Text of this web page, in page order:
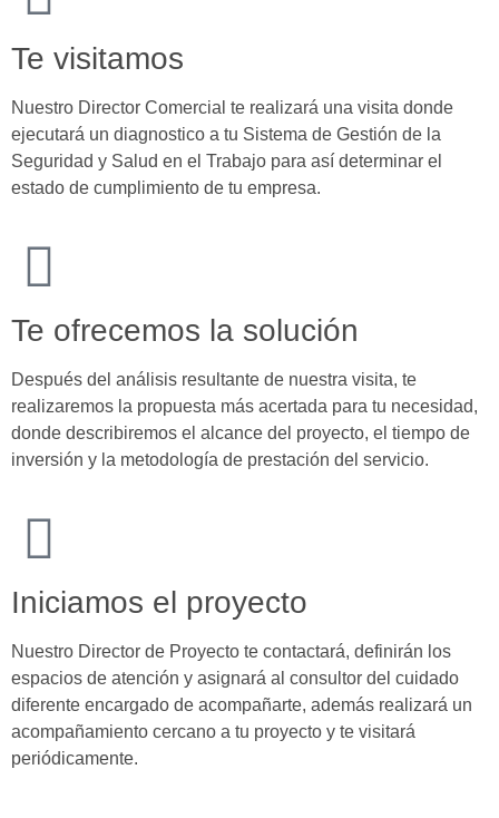
Te visitamos
Nuestro Director Comercial te realizará una visita donde
ejecutará un diagnostico a tu Sistema de Gestión de la
Seguridad y Salud en el Trabajo para así determinar el
estado de cumplimiento de tu empresa.
Te ofrecemos la solución
Después del análisis resultante de nuestra visita, te
realizaremos la propuesta más acertada para tu necesidad,
donde describiremos el alcance del proyecto, el tiempo de
inversión y la metodología de prestación del servicio.
Iniciamos el proyecto
Nuestro Director de Proyecto te contactará, definirán los
espacios de atención y asignará al consultor del cuidado
diferente encargado de acompañarte, además realizará un
acompañamiento cercano a tu proyecto y te visitará
periódicamente.